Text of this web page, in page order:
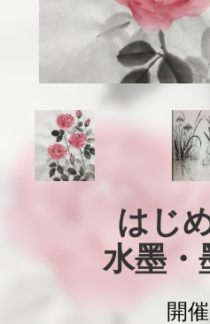
はじ
水墨・
開